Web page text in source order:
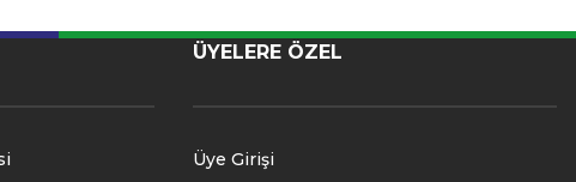
ÜYELERE ÖZEL
Üye Girişi